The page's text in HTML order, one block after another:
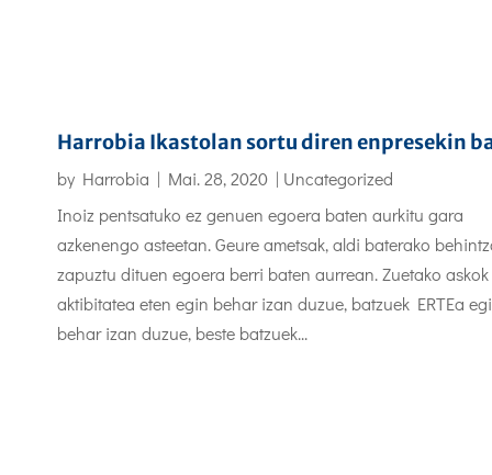
Harrobia Ikastolan sortu diren enpresekin
by Harrobia | Mai. 28, 2020 | Uncategorized
Inoiz pentsatuko ez genuen egoera baten aurkitu gara
azkenengo asteetan. Geure ametsak, aldi baterako
zapuztu dituen egoera berri baten aurrean. Zuetako askok
aktibitatea eten egin behar izan duzue, batzuek ERTEa
behar izan duzue, beste batzuek...